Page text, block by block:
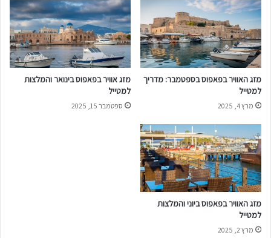
ו
א
ר
ו
ה
ל
ו
ת
ל
מ
ט
י
י
ל
מזג האוויר בפאפוס בספטמבר: מדריך
למטייל
מרץ 4, 2025
מזג אוויר בפאפוס בינואר והמלצות
למטייל
ספטמבר 15, 2025
מזג האוויר בפאפוס ביוני והמלצות
למטייל
מרץ 2, 2025